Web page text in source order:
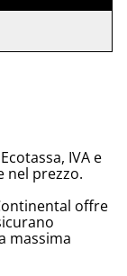
IVA e
nel prezzo.
offre
massima